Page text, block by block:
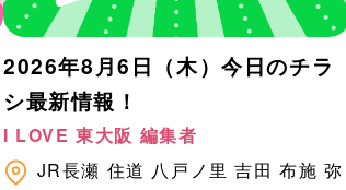
2026年8月6日（木）今日のチラ
シ最新情報！
I LOVE 東大阪 編集者
JR長瀬 住道 八戸ノ里 吉田 布施 弥